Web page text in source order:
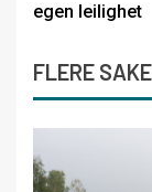
egen leilighet
FLERE